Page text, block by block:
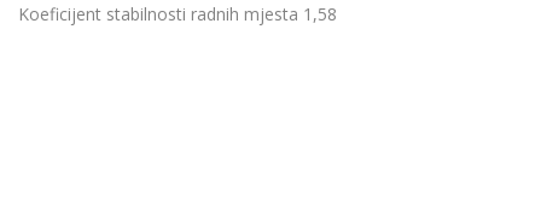
Koeficijent stabilnosti radnih mjesta 1,58